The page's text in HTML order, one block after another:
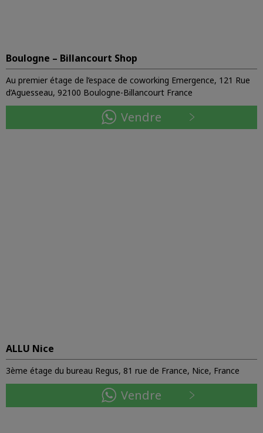
Boulogne – Billancourt Shop
Au premier étage de l’espace de coworking Emergence, 121 Rue
d’Aguesseau, 92100 Boulogne-Billancourt France
Vendre
ALLU Nice
3ème étage du bureau Regus, 81 rue de France, Nice, France
Vendre